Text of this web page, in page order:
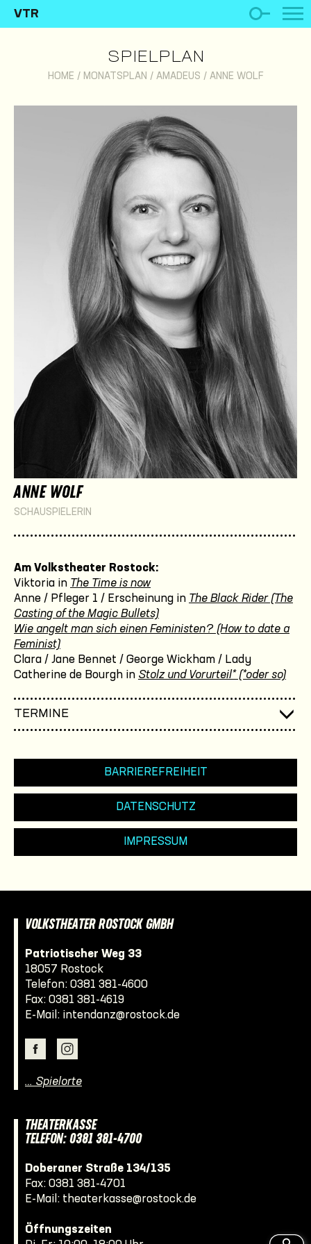
VTR
SPIELPLAN
HOME / MONATSPLAN / AMADEUS / ANNE WOLF
ANNE WOLF
SCHAUSPIELERIN
Am Volkstheater Rostock:
Viktoria in The Time is now
Anne / Pfleger 1 / Erscheinung in The Black Rider (The
Casting of the Magic Bullets)
Wie angelt man sich einen Feministen? (How to date a
Feminist)
Clara / Jane Bennet / George Wickham / Lady
Catherine de Bourgh in Stolz und Vorurteil* (*oder so)
TERMINE
BARRIEREFREIHEIT
DATENSCHUTZ
IMPRESSUM
VOLKSTHEATER ROSTOCK GMBH
Patriotischer Weg 33
18057 Rostock
Telefon: 0381 381-4600
Fax: 0381 381-4619
E-Mail: intendanz@rostock.de
… Spielorte
THEATERKASSE
TELEFON: 0381 381-4700
Doberaner Straße 134/135
Fax: 0381 381-4701
E-Mail: theaterkasse@rostock.de
Öffnungszeiten